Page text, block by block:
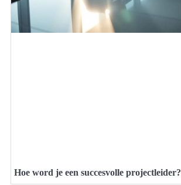
Hoe word je een succesvolle projectleider?